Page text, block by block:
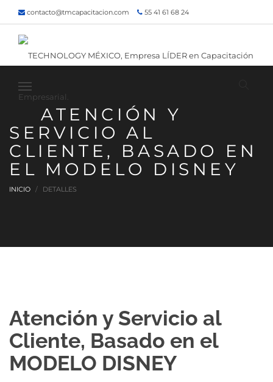
contacto@tmcapacitacion.com 55 41 61 68 24
55 47 60 80 49
Inicio ¿Quiénes somos? Contacto
¡Siguenos!
ATENCIÓN Y
SERVICIO AL
CLIENTE, BASADO EN
EL MODELO DISNEY
INICIO DETALLES
Atención y Servicio al
Cliente, Basado en el
MODELO DISNEY